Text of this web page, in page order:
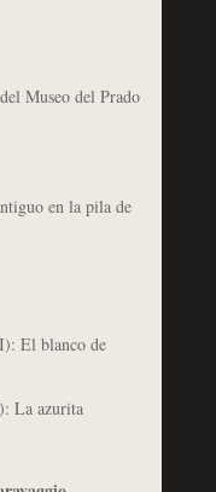
Museo del Prado
en la pila de
El blanco de
La azurita